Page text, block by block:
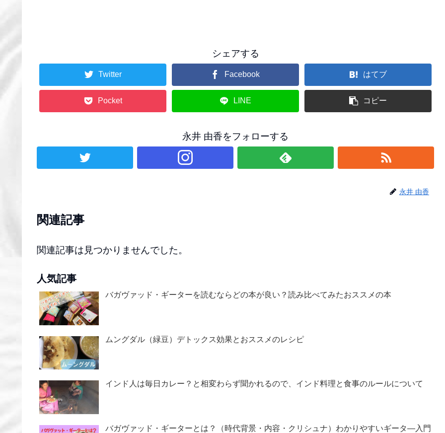
シェアする
Twitter Facebook はてブ
Pocket LINE コピー
永井 由香をフォローする
永井 由香
関連記事
関連記事は見つかりませんでした。
人気記事
バガヴァッド・ギーターを読むならどの本が良い？読み比べてみたおススメの本
ムングダル（緑豆）デトックス効果とおススメのレシピ
インド人は毎日カレー？と相変わらず聞かれるので、インド料理と食事のルールについて
バガヴァッド・ギーターとは？（時代背景・内容・クリシュナ）わかりやすいギータ―入門